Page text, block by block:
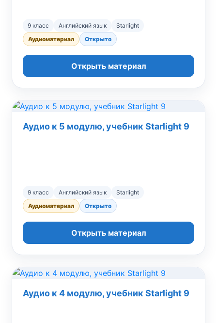
9 класс Английский язык
Starlight
Аудиоматериал
Открыто
Открыть материал
Аудио к 5 модулю, учебник Starlight 9
9 класс Английский язык
Starlight
Аудиоматериал
Открыто
Открыть материал
Аудио к 4 модулю, учебник Starlight 9